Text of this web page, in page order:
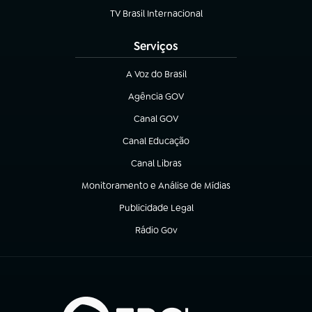
TV Brasil Internacional
(abre em nova aba)
Serviços
A Voz do Brasil
(abre em nova aba)
Agência GOV
(abre em nova aba)
Canal GOV
(abre em nova aba)
Canal Educação
(abre em nova aba)
Canal Libras
(abre em nova aba)
Monitoramento e Análise de Mídias
(abre em nova aba)
Publicidade Legal
(abre em nova aba)
Rádio Gov
(abre em nova aba)